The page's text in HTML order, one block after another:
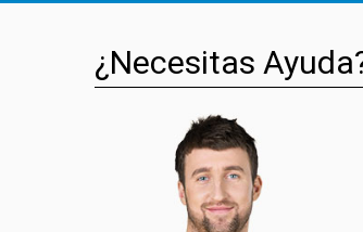
¿Necesitas